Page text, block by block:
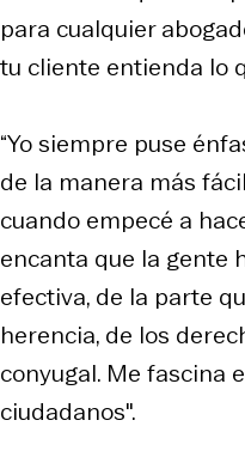
para cualquier
tu cliente entienda lo
“Yo siempre puse
de la manera más
cuando empecé a
encanta que la gente
efectiva, de la parte
herencia, de los
conyugal. Me fascina
ciudadanos".